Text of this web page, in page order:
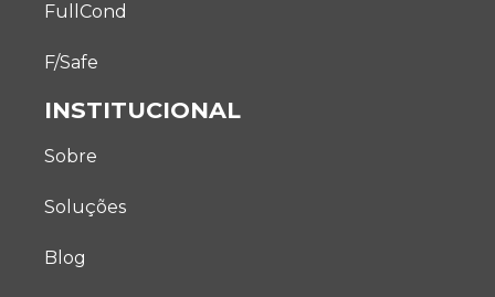
FullCond
F/Safe
INSTITUCIONAL
Sobre
Soluções
Blog